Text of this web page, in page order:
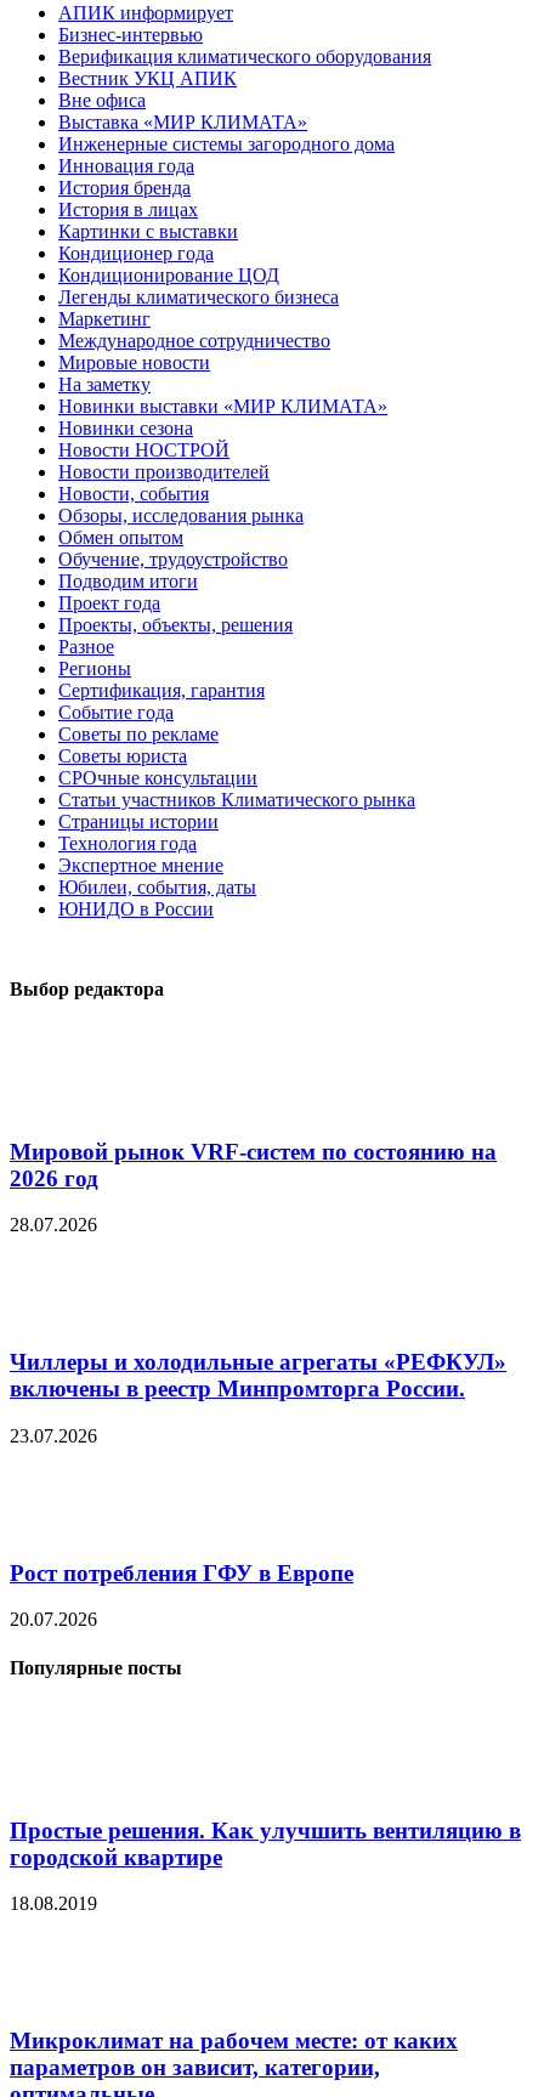
АПИК информирует
Бизнес-интервью
Верификация климатического оборудования
Вестник УКЦ АПИК
Вне офиса
Выставка «МИР КЛИМАТА»
Инженерные системы загородного дома
Инновация года
История бренда
История в лицах
Картинки с выставки
Кондиционер года
Кондиционирование ЦОД
Легенды климатического бизнеса
Маркетинг
Международное сотрудничество
Мировые новости
На заметку
Новинки выставки «МИР КЛИМАТА»
Новинки сезона
Новости НОСТРОЙ
Новости производителей
Новости, события
Обзоры, исследования рынка
Обмен опытом
Обучение, трудоустройство
Подводим итоги
Проект года
Проекты, объекты, решения
Разное
Регионы
Сертификация, гарантия
Событие года
Советы по рекламе
Советы юриста
СРОчные консультации
Статьи участников Климатического рынка
Страницы истории
Технология года
Экспертное мнение
Юбилеи, события, даты
ЮНИДО в России
Выбор редактора
Мировой рынок VRF-систем по состоянию на
2026 год
28.07.2026
Чиллеры и холодильные агрегаты «РЕФКУЛ»
включены в реестр Минпромторга России.
23.07.2026
Рост потребления ГФУ в Европе
20.07.2026
Популярные посты
Простые решения. Как улучшить вентиляцию в
городской квартире
18.08.2019
Микроклимат на рабочем месте: от каких
параметров он зависит, категории,